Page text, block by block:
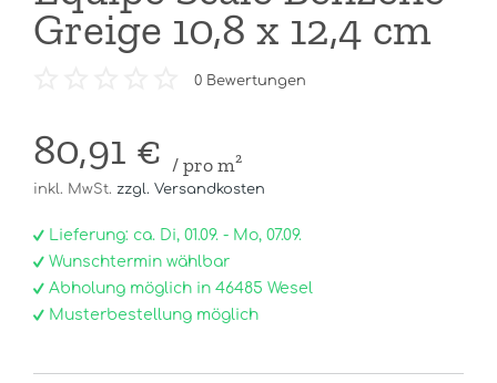
Greige 10,8 x 12,4 cm
0 Bewertungen
80,91 € / pro m²
inkl. MwSt. zzgl. Versandkosten
Lieferung: ca. Di, 01.09. - Mo, 07.09.
Wunschtermin wählbar
Abholung möglich in 46485 Wesel
Musterbestellung möglich